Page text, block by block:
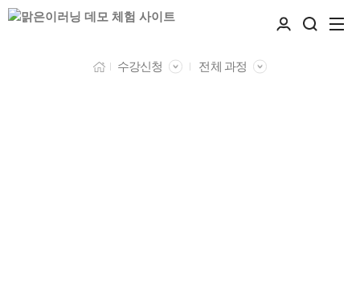
수강신청 전체 과정